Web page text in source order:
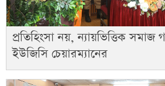
প্রতিহিংসা নয়, ন্যায়ভিত্তিক
ইউজিসি চেয়ারম্যানের